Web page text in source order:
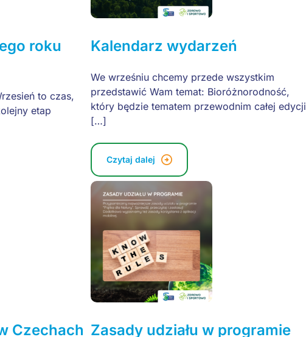
roku
to czas,
etap
Kalendarz wydarzeń
We wrześniu chcemy przede wszystkim
przedstawić Wam temat: Bioróżnorodność,
który będzie tematem przewodnim całej edycji
[…]
Czytaj dalej
Czechach Zasady udziału w programie